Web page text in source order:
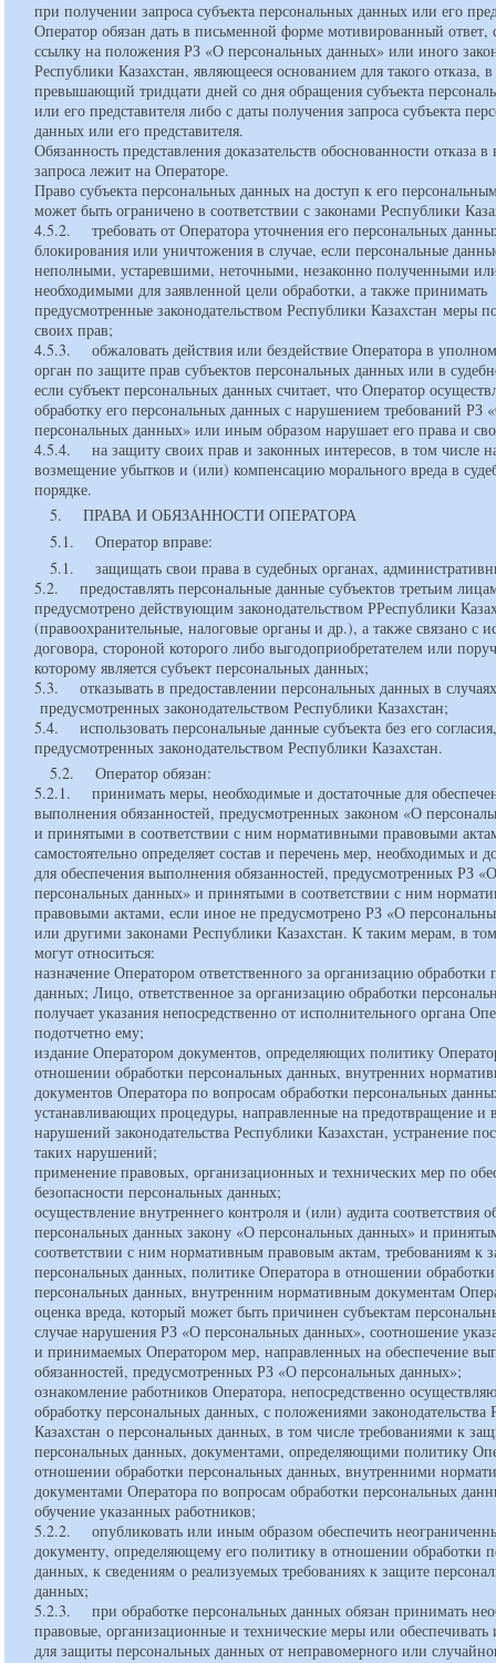
при получении запроса субъекта персональных данных или его
Оператор обязан дать в письменной форме мотивированный
ссылку на положения РЗ «О персональных данных» или иного
Республики Казахстан, являющееся основанием для такого отказа,
превышающий тридцати дней со дня обращения субъекта
или его представителя либо с даты получения запроса субъекта
данных или его представителя.
Обязанность представления доказательств обоснованности отказа
запроса лежит на Операторе.
Право субъекта персональных данных на доступ к его
может быть ограничено в соответствии с законами Республики
4.5.2. требовать от Оператора уточнения его персональных
блокирования или уничтожения в случае, если персональные
неполными, устаревшими, неточными, незаконно полученными
необходимыми для заявленной цели обработки, а также принимать
предусмотренные законодательством Республики Казахстан меры
своих прав;
4.5.3. обжаловать действия или бездействие Оператора в
орган по защите прав субъектов персональных данных или в
если субъект персональных данных считает, что Оператор
обработку его персональных данных с нарушением требований РЗ
персональных данных» или иным образом нарушает его права и
4.5.4. на защиту своих прав и законных интересов, в том числе
возмещение убытков и (или) компенсацию морального вреда в
порядке.
5. ПРАВА И ОБЯЗАННОСТИ ОПЕРАТОРА
5.1. Оператор вправе:
5.1. защищать свои права в судебных органах,
5.2. предоставлять персональные данные субъектов третьим
предусмотрено действующим законодательством РРеспублики
(правоохранительные, налоговые органы и др.), а также связано с
договора, стороной которого либо выгодоприобретателем или
которому является субъект персональных данных;
5.3. отказывать в предоставлении персональных данных в
предусмотренных законодательством Республики Казахстан;
5.4. использовать персональные данные субъекта без его
предусмотренных законодательством Республики Казахстан.
5.2. Оператор обязан:
5.2.1. принимать меры, необходимые и достаточные для
выполнения обязанностей, предусмотренных законом «О
и принятыми в соответствии с ним нормативными правовыми
самостоятельно определяет состав и перечень мер, необходимых и
для обеспечения выполнения обязанностей, предусмотренных РЗ
персональных данных» и принятыми в соответствии с ним
правовыми актами, если иное не предусмотрено РЗ «О
или другими законами Республики Казахстан. К таким мерам, в
могут относиться:
назначение Оператором ответственного за организацию обработки
данных; Лицо, ответственное за организацию обработки
получает указания непосредственно от исполнительного органа
подотчетно ему;
издание Оператором документов, определяющих политику
отношении обработки персональных данных, внутренних
документов Оператора по вопросам обработки персональных
устанавливающих процедуры, направленные на предотвращение и
нарушений законодательства Республики Казахстан, устранение
таких нарушений;
применение правовых, организационных и технических мер по
безопасности персональных данных;
осуществление внутреннего контроля и (или) аудита соответствия
персональных данных закону «О персональных данных» и
соответствии с ним нормативным правовым актам, требованиям к
персональных данных, политике Оператора в отношении обработки
персональных данных, внутренним нормативным документам
оценка вреда, который может быть причинен субъектам
случае нарушения РЗ «О персональных данных», соотношение
и принимаемых Оператором мер, направленных на обеспечение
обязанностей, предусмотренных РЗ «О персональных данных»;
ознакомление работников Оператора, непосредственно
обработку персональных данных, с положениями законодательства
Казахстан о персональных данных, в том числе требованиями к
персональных данных, документами, определяющими политику
отношении обработки персональных данных, внутренними
документами Оператора по вопросам обработки персональных
обучение указанных работников;
5.2.2. опубликовать или иным образом обеспечить
документу, определяющему его политику в отношении обработки
данных, к сведениям о реализуемых требованиях к защите
данных;
5.2.3. при обработке персональных данных обязан принимать
правовые, организационные и технические меры или обеспечивать
для защиты персональных данных от неправомерного или